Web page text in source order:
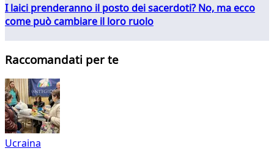
I laici prenderanno il posto dei sacerdoti? No, ma ecco
come può cambiare il loro ruolo
Raccomandati per te
Ucraina